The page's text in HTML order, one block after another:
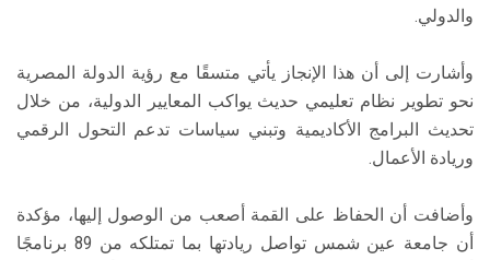
والدولي.
وأشارت إلى أن هذا الإنجاز يأتي متسقًا مع رؤية الدولة المصرية
نحو تطوير نظام تعليمي حديث يواكب المعايير الدولية، من خلال
تحديث البرامج الأكاديمية وتبني سياسات تدعم التحول الرقمي
وريادة الأعمال.
وأضافت أن الحفاظ على القمة أصعب من الوصول إليها، مؤكدة
أن جامعة عين شمس تواصل ريادتها بما تمتلكه من 89 برنامجًا